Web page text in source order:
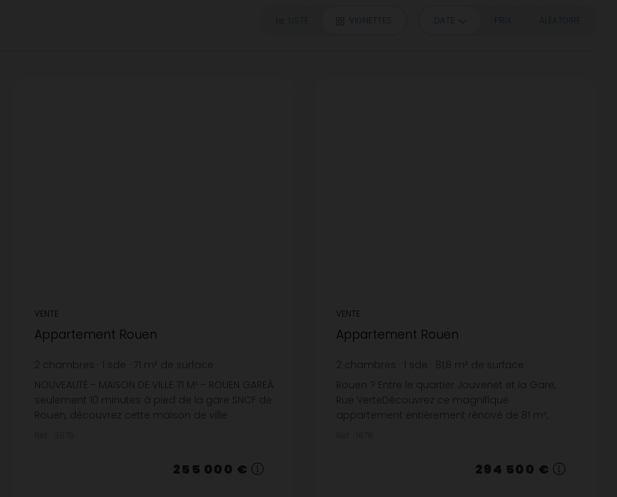
LISTE VIGNETTES DATE PRIX ALÉATOIRE
VENTE
Appartement Rouen
2 chambres 1 sde 71 m² de surface
3 591,55 €
prix / m²
NOUVEAUTÉ - MAISON DE VILLE 71 M² - ROUEN GAREÀ
seulement 10 minutes à pied de la gare SNCF de
Rouen, découvrez cette maison de ville
255 000 €
VENTE
Appartement Rouen
2 chambres 1 sde 81,8 m² de surface
3 600,24 €
prix / m²
Rouen ? Entre le quartier Jouvenet et la Gare,
Rue VerteDécouvrez ce magnifique
appartement entièrement rénové de 81 m²,
294 500 €